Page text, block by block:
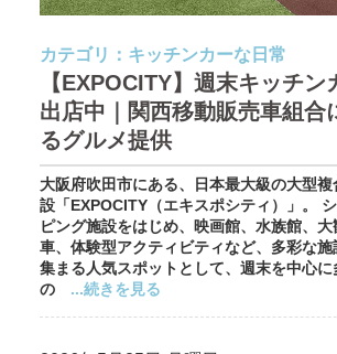
カテゴリ： キッチンカーな日常
【EXPOCITY】週末キッチン
出店中｜関西移動販売車組合
るグルメ提供
大阪府吹田市にある、日本最大級の大型複
設「EXPOCITY（エキスポシティ）」。
ピング施設をはじめ、映画館、水族館、大
車、体験型アクティビティなど、多彩な施
集まる人気スポットとして、週末を中心に
の ...続きを見る